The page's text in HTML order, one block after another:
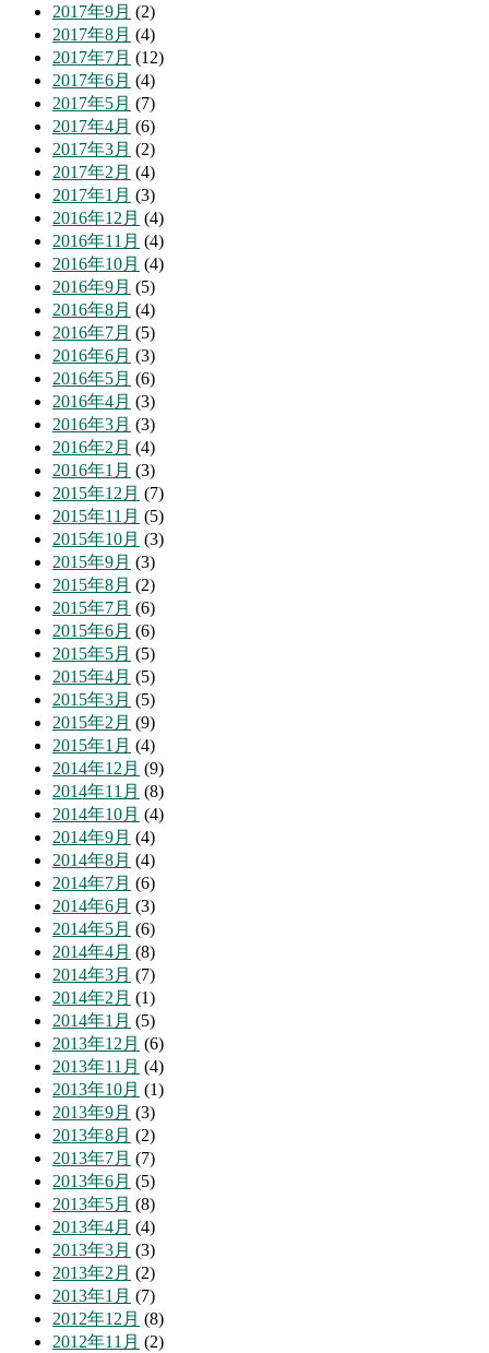
2017年9月 (2)
2017年8月 (4)
2017年7月 (12)
2017年6月 (4)
2017年5月 (7)
2017年4月 (6)
2017年3月 (2)
2017年2月 (4)
2017年1月 (3)
2016年12月 (4)
2016年11月 (4)
2016年10月 (4)
2016年9月 (5)
2016年8月 (4)
2016年7月 (5)
2016年6月 (3)
2016年5月 (6)
2016年4月 (3)
2016年3月 (3)
2016年2月 (4)
2016年1月 (3)
2015年12月 (7)
2015年11月 (5)
2015年10月 (3)
2015年9月 (3)
2015年8月 (2)
2015年7月 (6)
2015年6月 (6)
2015年5月 (5)
2015年4月 (5)
2015年3月 (5)
2015年2月 (9)
2015年1月 (4)
2014年12月 (9)
2014年11月 (8)
2014年10月 (4)
2014年9月 (4)
2014年8月 (4)
2014年7月 (6)
2014年6月 (3)
2014年5月 (6)
2014年4月 (8)
2014年3月 (7)
2014年2月 (1)
2014年1月 (5)
2013年12月 (6)
2013年11月 (4)
2013年10月 (1)
2013年9月 (3)
2013年8月 (2)
2013年7月 (7)
2013年6月 (5)
2013年5月 (8)
2013年4月 (4)
2013年3月 (3)
2013年2月 (2)
2013年1月 (7)
2012年12月 (8)
2012年11月 (2)